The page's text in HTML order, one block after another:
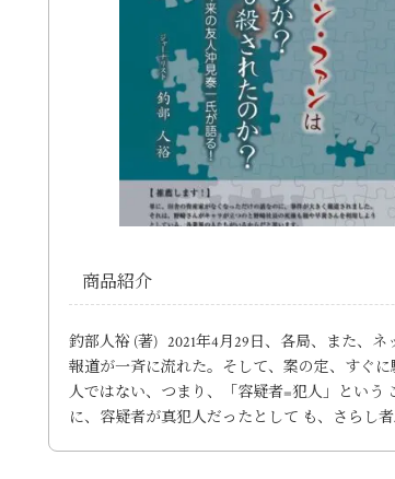
商品紹介
釣部人裕 (著) 2021年4月29日、各局、また、
報道が一斉に流れた。そして、案の定、すぐ
人ではない、つまり、「容疑者=犯人」という
に、容疑者が真犯人だったとして も、さらし